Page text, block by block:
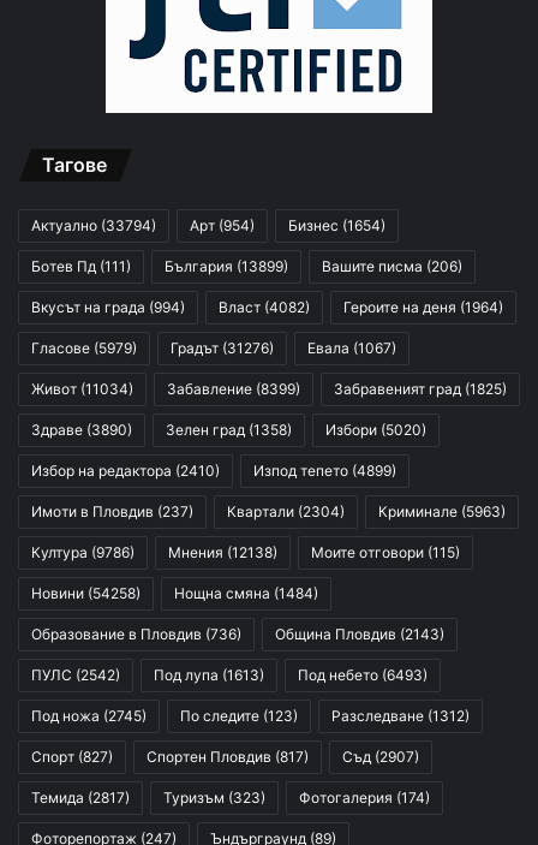
Тагове
Актуално (33794) Арт (954) Бизнес (1654)
Ботев Пд (111) България (13899) Вашите писма (206)
Вкусът на града (994) Власт (4082) Героите на деня (1964)
Гласове (5979) Градът (31276) Евала (1067)
Живот (11034) Забавление (8399) Забравеният град (1825)
Здраве (3890) Зелен град (1358) Избори (5020)
Избор на редактора (2410) Изпод тепето (4899)
Имоти в Пловдив (237) Квартали (2304) Криминале (5963)
Култура (9786) Мнения (12138) Моите отговори (115)
Новини (54258) Нощна смяна (1484)
Образование в Пловдив (736) Община Пловдив (2143)
ПУЛС (2542) Под лупа (1613) Под небето (6493)
Под ножа (2745) По следите (123) Разследване (1312)
Спорт (827) Спортен Пловдив (817) Съд (2907)
Темида (2817) Туризъм (323) Фотогалерия (174)
Фоторепортаж (247) Ъндърграунд (89)